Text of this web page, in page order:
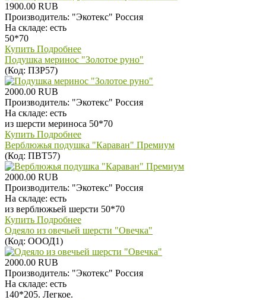
1900.00 RUB
Производитель: "Экотекс" Россия
На складе: есть
50*70
Купить Подробнее
Подушка меринос "Золотое руно"
(Код: ПЗР57)
2000.00 RUB
Производитель: "Экотекс" Россия
На складе: есть
из шерсти мериноса 50*70
Купить Подробнее
Верблюжья подушка "Караван" Премиум
(Код: ПВТ57)
2000.00 RUB
Производитель: "Экотекс" Россия
На складе: есть
из верблюжьей шерсти 50*70
Купить Подробнее
Одеяло из овечьей шерсти "Овечка"
(Код: ОООД1)
2000.00 RUB
Производитель: "Экотекс" Россия
На складе: есть
140*205. Легкое.